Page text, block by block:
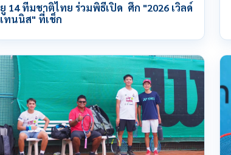
ยู 14 ทีมชาติไทย ร่วมพิธีเปิด ศึก "2026 เวิลด์
เทนนิส" ที่เช็ก